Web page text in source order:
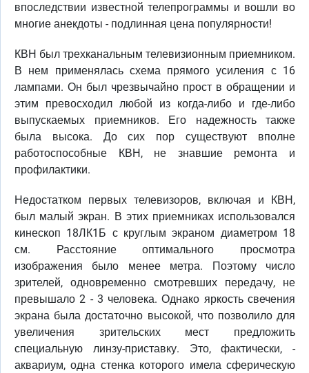
впоследствии известной телепрограммы и вошли во
многие анекдоты - подлинная цена популярности!
КВН был трехканальным телевизионным приемником.
В нем применялась схема прямого усиления с 16
лампами. Он был чрезвычайно прост в обращении и
этим превосходил любой из когда-либо и где-либо
выпускаемых приемников. Его надежность также
была высока. До сих пор существуют вполне
работоспособные КВН, не знавшие ремонта и
профилактики.
Недостатком первых телевизоров, включая и КВН,
был малый экран. В этих приемниках использовался
кинескоп 18ЛК1Б с круглым экраном диаметром 18
см. Расстояние оптимального просмотра
изображения было менее метра. Поэтому число
зрителей, одновременно смотревших передачу, не
превышало 2 - 3 человека. Однако яркость свечения
экрана была достаточно высокой, что позволило для
увеличения зрительских мест предложить
специальную линзу-приставку. Это, фактически, -
аквариум, одна стенка которого имела сферическую